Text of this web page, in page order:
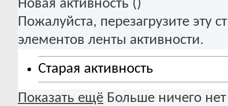
Новая активность ( )
Пожалуйста, перезагрузите эту
элементов ленты активности.
Старая активность
Показать ещё Больше ничего нет